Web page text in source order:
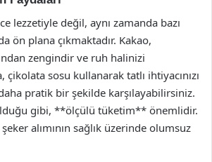
lezzetiyle değil, aynı zamanda bazı
ön plana çıkmaktadır. Kakao,
zengindir ve ruh halinizi
çikolata sosu kullanarak tatlı ihtiyacınızı
pratik bir şekilde karşılayabilirsiniz.
gibi, **ölçülü tüketim** önemlidir.
alımının sağlık üzerinde olumsuz